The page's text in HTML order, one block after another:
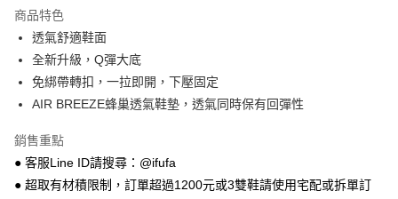
悠遊付
Google Pay
全盈+PAY
相關說明
【關於「AFTEE先享後付」】
AFTEE先享後付是「在收到商品之後才付款」的支付方式。 讓您購物簡單
ATM付款
商品特色
透氣舒適鞋面
全新升級，Q彈大底
免綁帶轉扣，一拉即開，下壓固定
AIR BREEZE蜂巢透氣鞋墊，透氣同時保有回彈性
銷售重點
● 客服Line ID請搜尋：@ifufa
● 超取有材積限制，訂單超過1200元或3雙鞋請使用宅配或拆單訂